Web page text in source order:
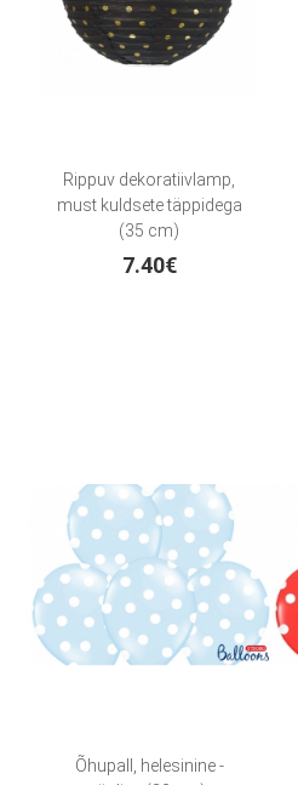
Rippuv dekoratiivlamp,
must kuldsete täppidega
(35 cm)
7.40€
Õhupall, helesinine -